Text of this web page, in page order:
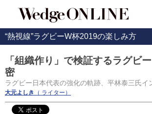
“熱視線”ラグビーW杯2019の楽しみ方
「組織作り」で検証するラグビ
密
ラグビー日本代表の強化の軌跡、平林泰三氏イ
大元よしき （ ライター）